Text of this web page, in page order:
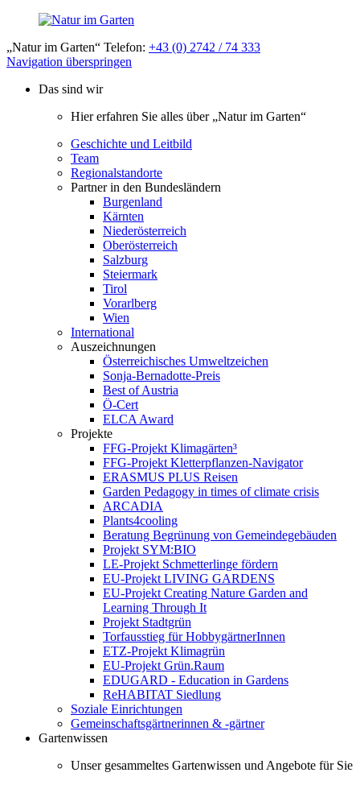
„Natur im Garten“ Telefon: +43 (0) 2742 / 74 333
Navigation überspringen
Das sind wir
Hier erfahren Sie alles über „Natur im Garten“
Geschichte und Leitbild
Team
Regionalstandorte
Partner in den Bundesländern
Burgenland
Kärnten
Niederösterreich
Oberösterreich
Salzburg
Steiermark
Tirol
Vorarlberg
Wien
International
Auszeichnungen
Österreichisches Umweltzeichen
Sonja-Bernadotte-Preis
Best of Austria
Ö-Cert
ELCA Award
Projekte
FFG-Projekt Klimagärten³
FFG-Projekt Kletterpflanzen-Navigator
ERASMUS PLUS Reisen
Garden Pedagogy in times of climate crisis
ARCADIA
Plants4cooling
Beratung Begrünung von Gemeindegebäuden
Projekt SYM:BIO
LE-Projekt Schmetterlinge fördern
EU-Projekt LIVING GARDENS
EU-Projekt Creating Nature Garden and
Learning Through It
Projekt Stadtgrün
Torfausstieg für HobbygärtnerInnen
ETZ-Projekt Klimagrün
EU-Projekt Grün.Raum
EDUGARD - Education in Gardens
ReHABITAT Siedlung
Soziale Einrichtungen
Gemeinschaftsgärtnerinnen & -gärtner
Gartenwissen
Unser gesammeltes Gartenwissen und Angebote für Sie